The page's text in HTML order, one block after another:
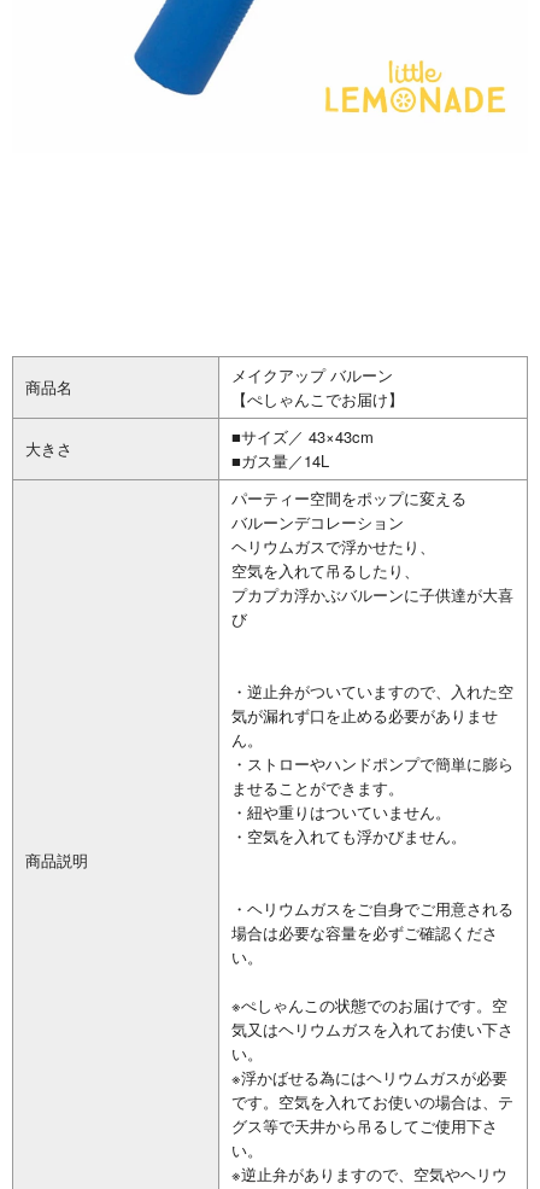
商品名
メイクアップ バルーン
【ぺしゃんこでお届け】
大きさ
■サイズ／ 43×43cm
■ガス量／14L
商品説明
パーティー空間をポップに変える
バルーンデコレーション
ヘリウムガスで浮かせたり、
空気を入れて吊るしたり、
プカプカ浮かぶバルーンに子供達が大喜
び
・逆止弁がついていますので、入れた空
気が漏れず口を止める必要がありませ
ん。
・ストローやハンドポンプで簡単に膨ら
ませることができます。
・紐や重りはついていません。
・空気を入れても浮かびません。
・ヘリウムガスをご自身でご用意される
場合は必要な容量を必ずご確認くださ
い。
※ぺしゃんこの状態でのお届けです。空
気又はヘリウムガスを入れてお使い下さ
い。
※浮かばせる為にはヘリウムガスが必要
です。空気を入れてお使いの場合は、テ
グス等で天井から吊るしてご使用下さ
い。
※逆止弁がありますので、空気やヘリウ